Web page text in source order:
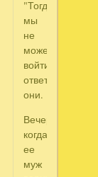
"Тогда
мы
не
можем
войти",
ответили
они.
Вечером,
когда
ее
муж